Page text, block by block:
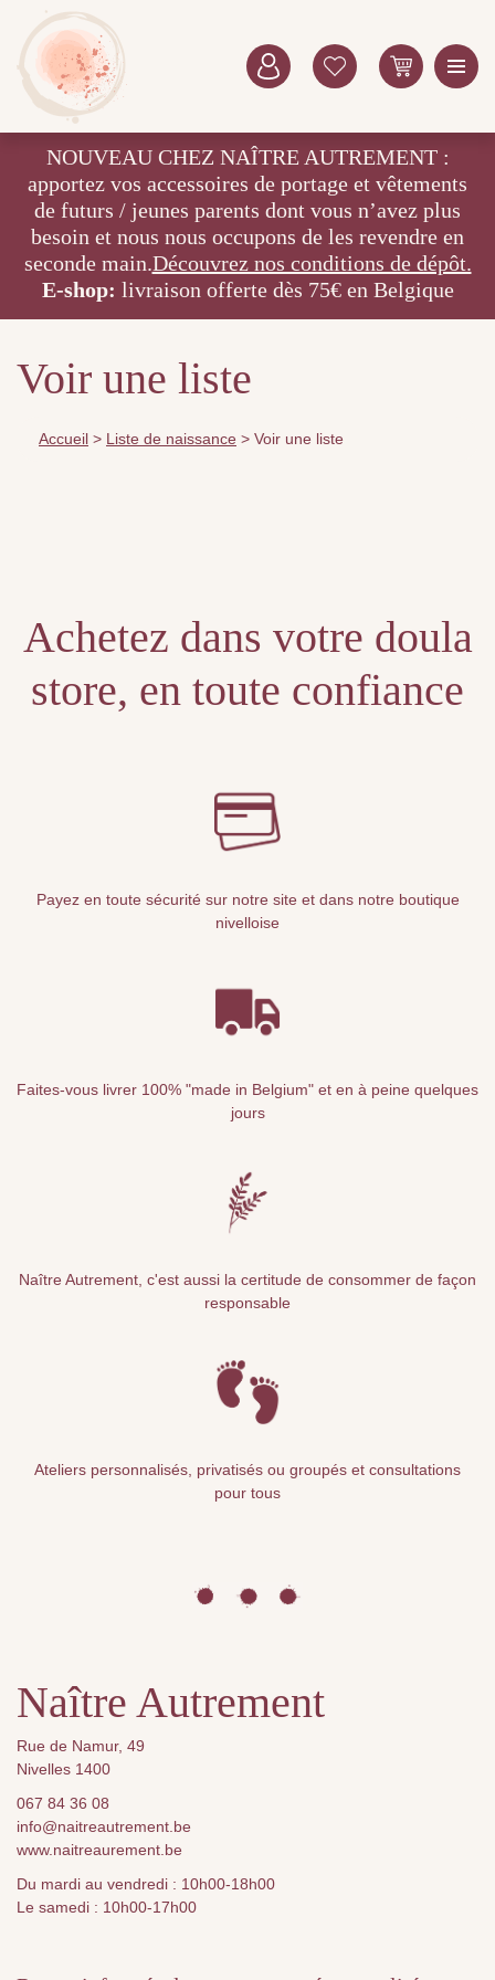
NOUVEAU CHEZ NAÎTRE AUTREMENT :
apportez vos accessoires de portage et vêtements
de futurs / jeunes parents dont vous n’avez plus
besoin et nous nous occupons de les revendre en
seconde main.Découvrez nos conditions de dépôt.
E-shop: livraison offerte dès 75€ en Belgique
Voir une liste
Accueil > Liste de naissance > Voir une liste
Achetez dans votre doula
store, en toute confiance
Payez en toute sécurité sur notre site et dans notre boutique
nivelloise
Faites-vous livrer 100% "made in Belgium" et en à peine quelques
jours
Naître Autrement, c'est aussi la certitude de consommer de façon
responsable
Ateliers personnalisés, privatisés ou groupés et consultations
pour tous
Naître Autrement
Rue de Namur, 49
Nivelles 1400
067 84 36 08
info@naitreautrement.be
www.naitreaurement.be
Du mardi au vendredi : 10h00-18h00
Le samedi : 10h00-17h00